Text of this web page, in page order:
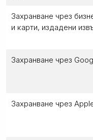
Захранване чрез
и карти, издадени
Захранване чрез
Захранване чрез